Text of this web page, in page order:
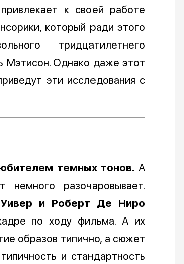
к своей работе
который ради этого
тридцатилетнего
Мэтисон. Однако даже этот
эти исследования с
темных тонов. А
разочаровывает.
Уивер и Роберт Де Ниро
по ходу фильма. А их
образов типично, а сюжет
и стандартность